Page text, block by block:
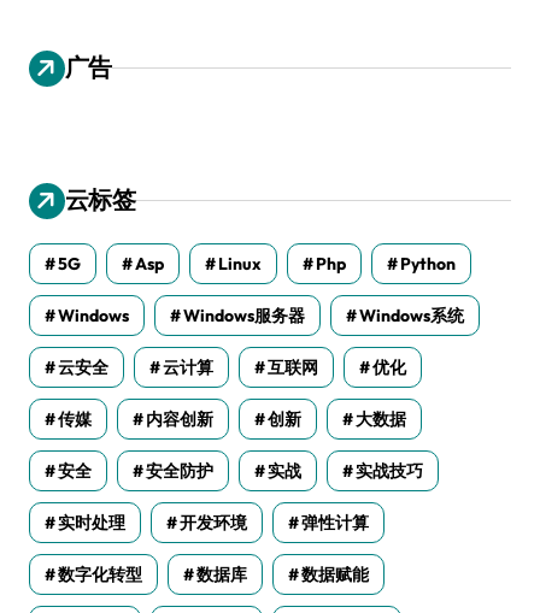
广告
云标签
5G Asp Linux Php Python
Windows Windows服务器 Windows系统
云安全 云计算 互联网 优化
传媒 内容创新 创新 大数据
安全 安全防护 实战 实战技巧
实时处理 开发环境 弹性计算
数字化转型 数据库 数据赋能